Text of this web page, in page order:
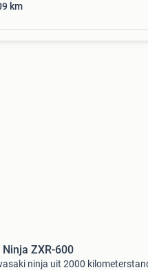
km
ZXR-600
ninja uit 2000